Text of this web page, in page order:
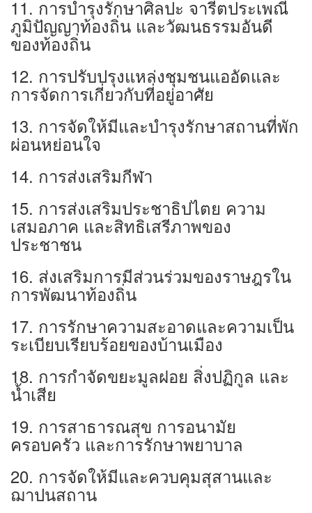
11. การบำรุงรักษาศิลปะ จารีตประเพณี
ภูมิปัญญาท้องถิ่น และวัฒนธรรมอันดี
ของท้องถิ่น
12. การปรับปรุงแหล่งชุมชนแออัดและ
การจัดการเกี่ยวกับที่อยู่อาศัย
13. การจัดให้มีและบำรุงรักษาสถานที่พัก
ผ่อนหย่อนใจ
14. การส่งเสริมกีฬา
15. การส่งเสริมประชาธิปไตย ความ
เสมอภาค และสิทธิเสรีภาพของ
ประชาชน
16. ส่งเสริมการมีส่วนร่วมของราษฎรใน
การพัฒนาท้องถิ่น
17. การรักษาความสะอาดและความเป็น
ระเบียบเรียบร้อยของบ้านเมือง
18. การกำจัดขยะมูลฝอย สิ่งปฏิกูล และ
นํ้าเสีย
19. การสาธารณสุข การอนามัย
ครอบครัว และการรักษาพยาบาล
20. การจัดให้มีและควบคุมสุสานและ
ฌาปนสถาน